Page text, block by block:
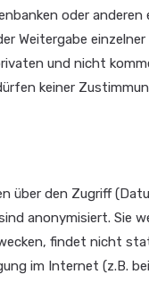
oder
Weitergabe
und nicht
keiner
über den Zugriff
anonymisiert. Sie
findet nicht
im Internet (z.B.